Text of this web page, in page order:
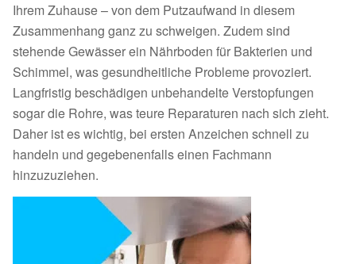
Ihrem Zuhause – von dem Putzaufwand in diesem
Zusammenhang ganz zu schweigen. Zudem sind
stehende Gewässer ein Nährboden für Bakterien und
Schimmel, was gesundheitliche Probleme provoziert.
Langfristig beschädigen unbehandelte Verstopfungen
sogar die Rohre, was teure Reparaturen nach sich zieht.
Daher ist es wichtig, bei ersten Anzeichen schnell zu
handeln und gegebenenfalls einen Fachmann
hinzuzuziehen.